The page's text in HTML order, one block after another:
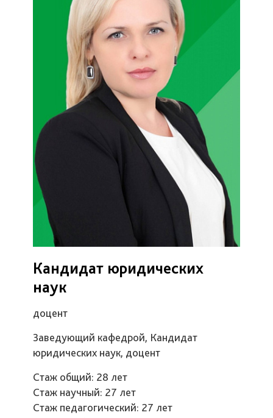
Кандидат юридических
наук
доцент
Заведующий кафедрой, Кандидат
юридических наук, доцент
Стаж общий: 28 лет
Стаж научный: 27 лет
Стаж педагогический: 27 лет